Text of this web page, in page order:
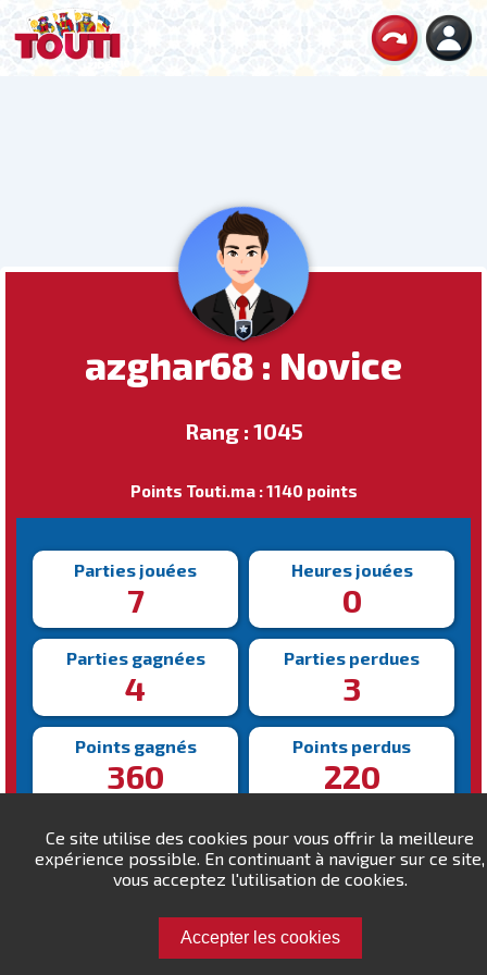
Ce site utilise des cookies pour vous offrir la meilleure
expérience possible. En continuant à naviguer sur ce site,
vous acceptez l'utilisation de cookies.
Accepter les cookies
azghar68 : Novice
Rang : 1045
Points Touti.ma : 1140 points
Parties jouées
7
Heures jouées
0
Parties gagnées
4
Parties perdues
3
Points gagnés
360
Points perdus
220
Victoire la plus rapide
190s
Victoire la plus lente
375s
Défiez azghar68 !